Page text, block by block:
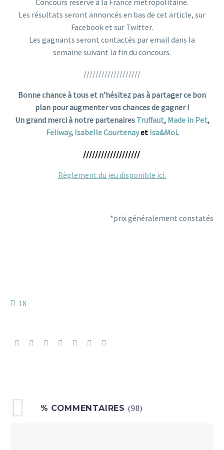
Les résultats seront annoncés en bas de cet article, sur
Facebook et sur Twitter.
Les gagnants seront contactés par email dans la
semaine suivant la fin du concours.
///////////////////
Bonne chance à tous et n’hésitez pas à partager ce bon
plan pour augmenter vos chances de gagner !
Un grand merci à notre partenaires Truffaut, Made in Pet,
Feliway, Isabelle Courtenayet Isa&Moi.
///////////////////
Règlement du jeu disponible ici.
*prix généralement constatés
18
% COMMENTAIRES (98)